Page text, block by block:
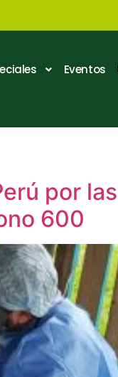
Eventos
por las
600